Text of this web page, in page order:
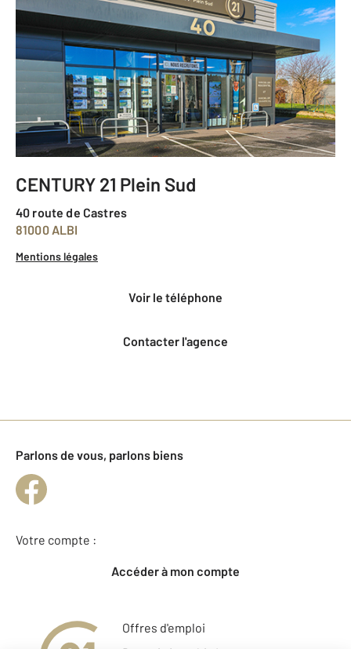
CENTURY 21 Plein Sud
40 route de Castres
81000 ALBI
Mentions légales
voir le téléphone
Contacter l'agence
Parlons de vous, parlons biens
Votre compte :
Accéder à mon compte
Offres d'emploi